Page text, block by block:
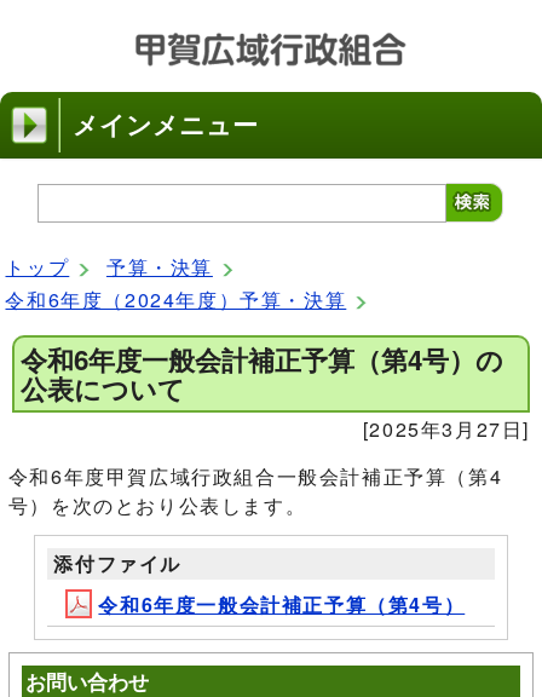
メインメニュー
トップ
予算・決算
令和6年度（2024年度）予算・決算
令和6年度一般会計補正予算（第4号）の
公表について
[2025年3月27日]
令和6年度甲賀広域行政組合一般会計補正予算（第4
号）を次のとおり公表します。
添付ファイル
令和6年度一般会計補正予算（第4号）
お問い合わせ